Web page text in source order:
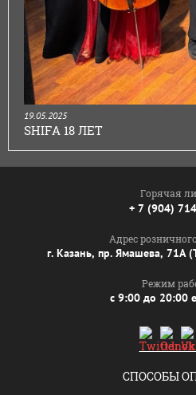
19.05.2025
SHIFA 18 ЛЕТ
Горячая
+ 7 (904)
Адрес
г. Казань, пр. Ямашева, 71А
Режим
с 9:00 до 20:00
СПОСОБЫ